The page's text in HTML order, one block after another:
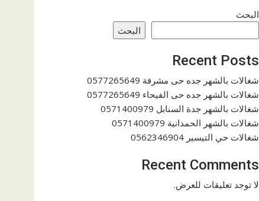
البحث
البحث
Recent Posts
شغالات بالشهر جده حى مشرفة 0577265649
شغالات بالشهر جده حى الفيحاء 0577265649
شغالات بالشهر جدة السنابل 0571400979
شغالات بالشهر الحمدانية 0571400979
شغالات حي التيسير 0562346904
Recent Comments
لا توجد تعليقات للعرض.